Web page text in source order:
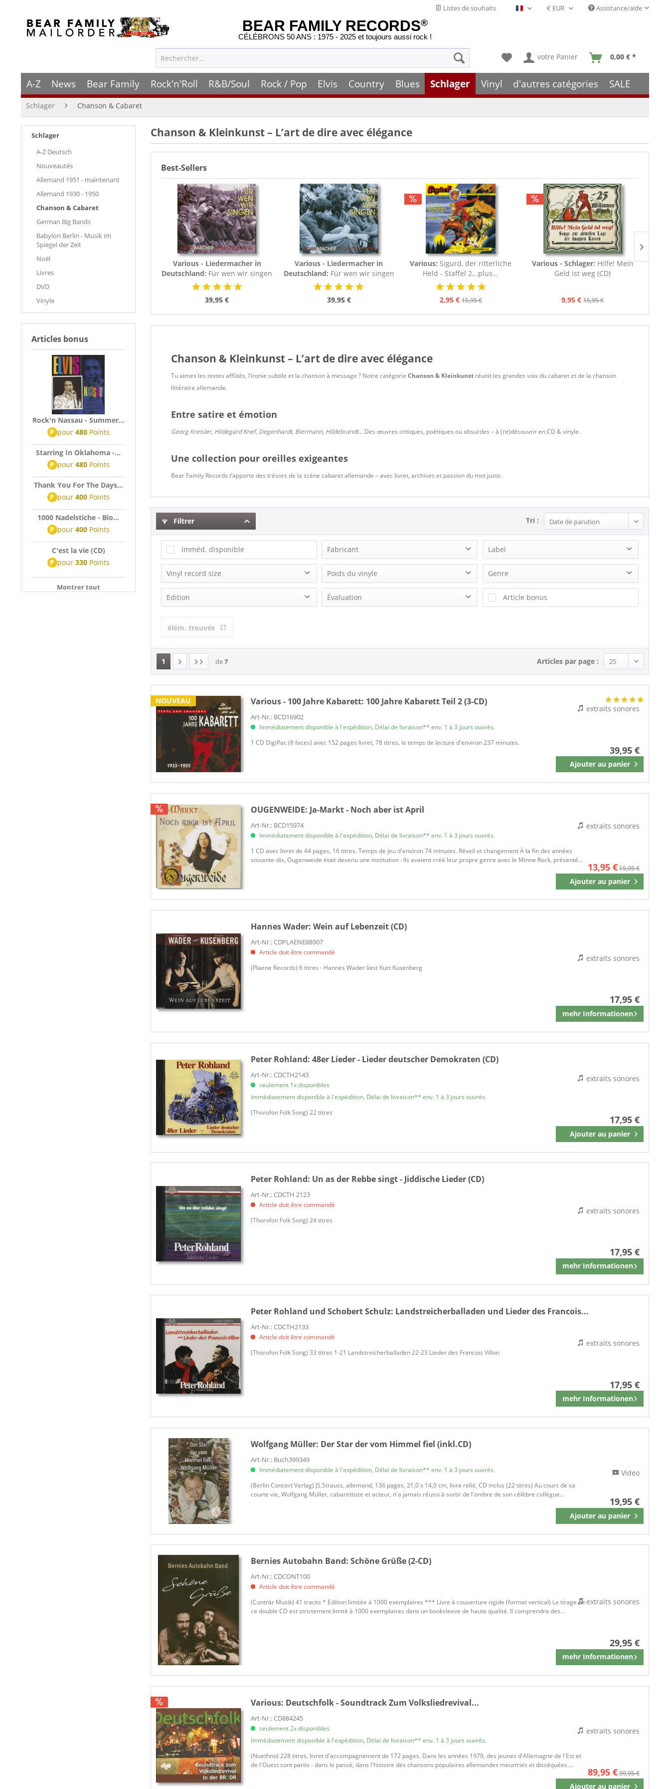
Listes de souhaits Français- FR Assistance/aide
BEAR FAMILY RECORDS®
CÉLÉBRONS 50 ANS : 1975 - 2025 et toujours aussi rock !
votre Panier 0,00 € *
A-Z News Bear Family Rock'n'Roll R&B/Soul Rock / Pop Elvis Country Blues Schlager Vinyl d'autres catégories SALE
Schlager Chanson & Cabaret
Schlager
A-Z Deutsch
Nouveautés
Allemand 1951 - maintenant
Allemand 1930 - 1950
Chanson & Cabaret
German Big Bands
Babylon Berlin - Musik im
Spiegel der Zeit
Noël
Livres
DVD
Vinyle
Articles bonus
Rock'n Nassau - Summer...
P pour 480Points
Starring In Oklahoma -...
P pour 480Points
Thank You For The Days...
P pour 400Points
1000 Nadelstiche - Bio...
P pour 400Points
C'est la vie (CD)
P pour 330Points
Montrer tout
Chanson & Kleinkunst – L’art de dire avec élégance
Best-Sellers
Various - Liedermacher in
Deutschland: Für wen wir singen
- Liedermacher, Vol.4 (3-CD)
39,95 €
Various - Liedermacher in
Deutschland: Für wen wir singen
- Liedermacher, Vol.2 (3-CD)
39,95 €
Various: Sigurd, der ritterliche
Held - Staffel 2...plus...
2,95 € 15,95 €
Various - Schlager: Hilfe! Mein
Geld ist weg (CD)
9,95 € 15,95 €
Chanson & Kleinkunst – L’art de dire avec élégance
Tu aimes les textes affûtés, l’ironie subtile et la chanson à message ? Notre catégorie Chanson & Kleinkunst réunit les grandes voix du cabaret et de la chanson
littéraire allemande.
Entre satire et émotion
Georg Kreisler, Hildegard Knef, Degenhardt, Biermann, Hildebrandt… Des œuvres critiques, poétiques ou absurdes – à (re)découvrir en CD & vinyle.
Une collection pour oreilles exigeantes
Bear Family Records t’apporte des trésors de la scène cabaret allemande – avec livret, archives et passion du mot juste.
Filtrer Tri :
Imméd. disponible Fabricant
Alsmann, Götz
Andersen, Lale
Ascacibar, Sabrina
Brüning, Uschi
Cornel-Trio
Degenhardt, Franz Josef
Die Vier Nachrichter
Doucet, Suzanne
Erhardt, Heinz
Flesner, Hannes
Geisler, Ladi
Insterburg & Co
Kiesewetter, Knut
Koeppel, Matthias
Krug, Manfred
Neumann, Günter & seine Insulaner
Quinn, Freddy
Schmickler, Wilfried
Sexy Boys & Andere
Thalheim, Barbara
Valente, Caterina
Various
Various
Various - 100 Jahre Kabarett
Various - 150 Jahre Arbeiter- und Freiheitslieder
Various - Bear Family Records
Various - History
Various - Liedermacher in Deutschland
Various - Radio Bremen
Various - Schlager
Various Artists
Werger, Stefanie
Wieder, Hanne
Wischmeyer - Oliver Kalkofe, Dietmar
Label
Bear Family Records
Bella Musica
BELMONT MUSIC
EMI
FOLK VARIE
Folk Variety Records
JUBE
KLEIN ABER KUNST
KOCH UNIVERSAL
MADE IN GERMANY
Noethno
Plaene Records
ROHLAND
Vinyl record size
LP (12 Inch)
Poids du vinyle
180g Vinyl
Genre
Christmas
Country
Miscellaneous - General
Rock
Rock'n'Roll
Edition
Deluxe Edition
Évaluation
& plus
Article bonus
élém. trouvés
1 de7 Articles par page :
NOUVEAU Various - 100 Jahre Kabarett: 100 Jahre Kabarett Teil 2 (3-CD)
Art-Nr.: BCD16902
Immédiatement disponible à l'expédition, Délai de livraison** env. 1 à 3 jours ouvrés.
1 CD DigiPac (8 faces) avec 152 pages livret, 78 titres, le temps de lecture d'environ 237 minutes.
39,95 €
Ajouter au panier
Mémoriser
extraits sonores
OUGENWEIDE: Ja-Markt - Noch aber ist April
Art-Nr.: BCD15974
Immédiatement disponible à l'expédition, Délai de livraison** env. 1 à 3 jours ouvrés.
1 CD avec livret de 44 pages, 16 titres. Temps de jeu d'environ 74 minutes. Réveil et changement À la fin des années
soixante-dix, Ougenweide était devenu une institution : Ils avaient créé leur propre genre avec le Minne Rock, présenté...
13,95 €15,95 €
Ajouter au panier
Mémoriser
extraits sonores
Hannes Wader: Wein auf Lebenzeit (CD)
Art-Nr.: CDPLAENE88907
Article doit être commandé
(Plaene Records) 6 titres - Hannes Wader liest Kurt Kusenberg
17,95 €
mehr Informationen
Mémoriser
extraits sonores
Peter Rohland: 48er Lieder - Lieder deutscher Demokraten (CD)
Art-Nr.: CDCTH2143
seulement 1x disponibles
Immédiatement disponible à l'expédition, Délai de livraison** env. 1 à 3 jours ouvrés.
(Thorofon Folk Song) 22 titres
17,95 €
Ajouter au panier
Mémoriser
extraits sonores
Peter Rohland: Un as der Rebbe singt - Jiddische Lieder (CD)
Art-Nr.: CDCTH 2123
Article doit être commandé
(Thorofon Folk Song) 24 titres
17,95 €
mehr Informationen
Mémoriser
extraits sonores
Peter Rohland und Schobert Schulz: Landstreicherballaden und Lieder des Francois...
Art-Nr.: CDCTH2133
Article doit être commandé
(Thorofon Folk Song) 33 titres 1-21 Landstreicherballaden 22-23 Lieder des Francois Villon
17,95 €
mehr Informationen
Mémoriser
extraits sonores
Wolfgang Müller: Der Star der vom Himmel fiel (inkl.CD)
Art-Nr.: Buch399349
Immédiatement disponible à l'expédition, Délai de livraison** env. 1 à 3 jours ouvrés.
(Berlin Concert Verlag) JS.Strauss, allemand, 136 pages, 21,0 x 14,0 cm, livre relié, CD inclus (22 titres) Au cours de sa
courte vie, Wolfgang Müller, cabarettiste et acteur, n'a jamais réussi à sortir de l'ombre de son célèbre collègue...
19,95 €
Ajouter au panier
Mémoriser
Video
Bernies Autobahn Band: Schöne Grüße (2-CD)
Art-Nr.: CDCONT100
Article doit être commandé
(Conträr Musik) 41 tracks * Edition limitée à 1000 exemplaires *** Livre à couverture rigide (format vertical) Le tirage de
ce double CD est strictement limité à 1000 exemplaires dans un booksleeve de haute qualité. Il comprendra des...
29,95 €
mehr Informationen
Mémoriser
extraits sonores
Various: Deutschfolk - Soundtrack Zum Volksliedrevival...
Art-Nr.: CD884245
seulement 2x disponibles
Immédiatement disponible à l'expédition, Délai de livraison** env. 1 à 3 jours ouvrés.
(Noethno) 228 titres, livret d'accompagnement de 172 pages. Dans les années 1970, des jeunes d'Allemagne de l'Est et
de l'Ouest sont partis - dans le passé, dans l'histoire des chansons populaires allemandes meurtries et disséquées....
89,95 €99,95 €
Ajouter au panier
extraits sonores